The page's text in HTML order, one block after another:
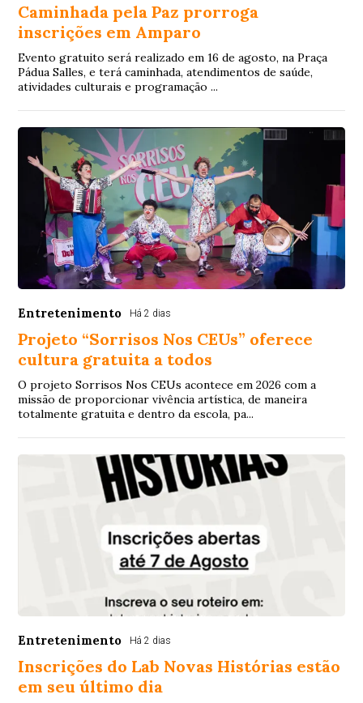
Caminhada pela Paz prorroga
inscrições em Amparo
Evento gratuito será realizado em 16 de agosto, na Praça
Pádua Salles, e terá caminhada, atendimentos de saúde,
atividades culturais e programação ...
Entretenimento Há 2 dias
Projeto “Sorrisos Nos CEUs” oferece
cultura gratuita a todos
O projeto Sorrisos Nos CEUs acontece em 2026 com a
missão de proporcionar vivência artística, de maneira
totalmente gratuita e dentro da escola, pa...
Entretenimento Há 2 dias
Inscrições do Lab Novas Histórias estão
em seu último dia